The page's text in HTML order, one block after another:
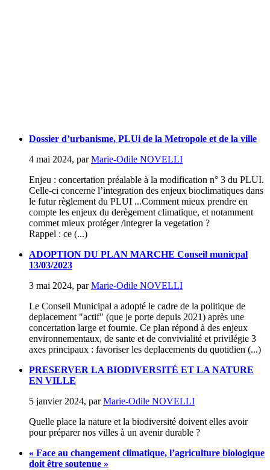
Dossier d’urbanisme, PLUi de la Metropole et de la ville
4 mai 2024, parMarie-Odile NOVELLI
Enjeu : concertation préalable à la modification n° 3 du PLUI.
Celle-ci concerne l’integration des enjeux bioclimatiques dans
le futur règlement du PLUI ...Comment mieux prendre en
compte les enjeux du derègement climatique, et notamment
commet mieux protéger /integrer la vegetation ?
Rappel : ce (...)
ADOPTION DU PLAN MARCHE Conseil municpal
13/03/2023
3 mai 2024, parMarie-Odile NOVELLI
Le Conseil Municipal a adopté le cadre de la politique de
deplacement "actif" (que je porte depuis 2021) après une
concertation large et fournie. Ce plan répond à des enjeux
environnementaux, de sante et de convivialité et privilégie 3
axes principaux : favoriser les deplacements du quotidien (...)
PRESERVER LA BIODIVERSITÉ ET LA NATURE
EN VILLE
5 janvier 2024, parMarie-Odile NOVELLI
Quelle place la nature et la biodiversité doivent elles avoir
pour préparer nos villes à un avenir durable ?
« Face au changement climatique, l’agriculture biologique
doit être soutenue »